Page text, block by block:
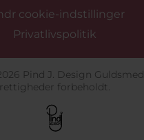
cookie-indstillinger
Privatlivspolitik
Pind J. Design
rettigheder forbeholdt.